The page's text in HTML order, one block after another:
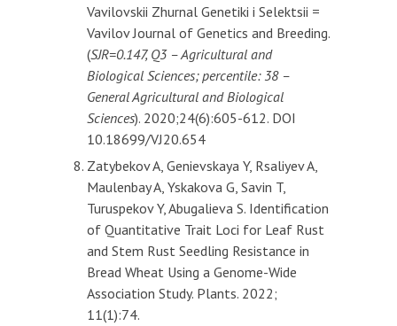
Vavilovskii Zhurnal Genetiki i Selektsii =
Vavilov Journal of Genetics and Breeding.
(SJR=0.147, Q3 – Agricultural and
Biological Sciences; percentile: 38 –
General Agricultural and Biological
Sciences). 2020;24(6):605-612. DOI
10.18699/VJ20.654
Zatybekov A, Genievskaya Y, Rsaliyev A,
Maulenbay A, Yskakova G, Savin T,
Turuspekov Y, Abugalieva S. Identification
of Quantitative Trait Loci for Leaf Rust
and Stem Rust Seedling Resistance in
Bread Wheat Using a Genome-Wide
Association Study. Plants. 2022;
11(1):74.